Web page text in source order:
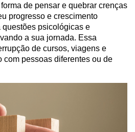
de pensar e quebrar crenças
progresso e crescimento
questões psicológicas e
a sua jornada. Essa
de cursos, viagens e
com pessoas diferentes ou de